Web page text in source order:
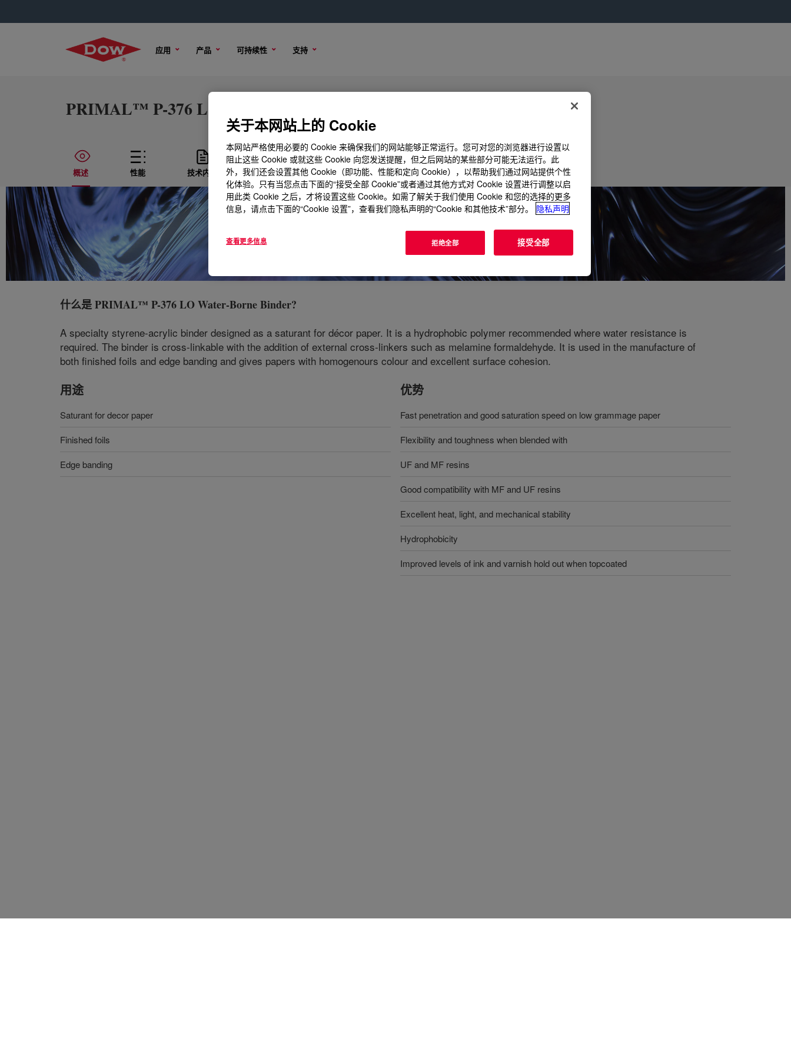
应用 产品 可持续性 支持
PRIMAL™ P-376 LO Water-Borne Binder
概述 性能 技术内容 样品选项 购买选项
什么是PRIMAL™ P-376 LO Water-Borne Binder?
A specialty styrene-acrylic binder designed as a saturant for décor paper. It is a hydrophobic polymer recommended where water resistance is
required. The binder is cross-linkable with the addition of external cross-linkers such as melamine formaldehyde. It is used in the manufacture of
both finished foils and edge banding and gives papers with homogenours colour and excellent surface cohesion.
用途
Saturant for decor paper
Finished foils
Edge banding
优势
Fast penetration and good saturation speed on low grammage paper
Flexibility and toughness when blended with
UF and MF resins
Good compatibility with MF and UF resins
Excellent heat, light, and mechanical stability
Hydrophobicity
Improved levels of ink and varnish hold out when topcoated
关于本网站上的 Cookie
本网站严格使用必要的 Cookie 来确保我们的网站能够正常运行。您可对您的浏览器进行设置以
阻止这些 Cookie 或就这些 Cookie 向您发送提醒，但之后网站的某些部分可能无法运行。此
外，我们还会设置其他 Cookie（即功能、性能和定向 Cookie），以帮助我们通过网站提供个性
化体验。只有当您点击下面的“接受全部 Cookie”或者通过其他方式对 Cookie 设置进行调整以启
用此类 Cookie 之后，才将设置这些 Cookie。如需了解关于我们使用 Cookie 和您的选择的更多
信息，请点击下面的“Cookie 设置”，查看我们隐私声明的“Cookie 和其他技术”部分。
隐私声明
查看更多信息 拒绝全部 接受全部